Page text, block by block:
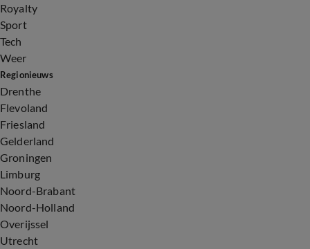
Royalty
Sport
Tech
Weer
Regionieuws
Drenthe
Flevoland
Friesland
Gelderland
Groningen
Limburg
Noord-Brabant
Noord-Holland
Overijssel
Utrecht